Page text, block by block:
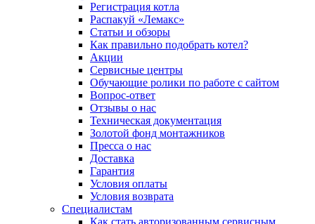
Регистрация котла
Распакуй «Лемакс»
Статьи и обзоры
Как правильно подобрать котел?
Акции
Сервисные центры
Обучающие ролики по работе с сайтом
Вопрос-ответ
Отзывы о нас
Техническая документация
Золотой фонд монтажников
Пресса о нас
Доставка
Гарантия
Условия оплаты
Условия возврата
Специалистам